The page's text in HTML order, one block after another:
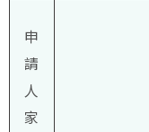
申
請
人
家